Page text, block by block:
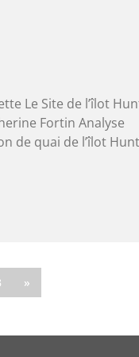
Le Site de l’îlot
Fortin Analyse
de quai de l’îlot
»